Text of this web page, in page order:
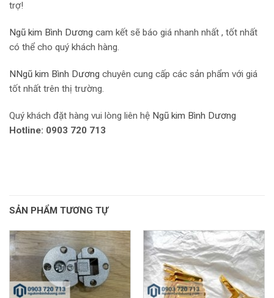
trợ!
Ngũ kim Bình Dương cam kết sẽ báo giá nhanh nhất , tốt nhất
có thể cho quý khách hàng.
N Ngũ kim Bình Dương chuyên cung cấp các sản phẩm với giá
tốt nhất trên thị trường.
Quý khách đặt hàng vui lòng liên hệ Ngũ kim Bình Dương
Hotline: 0903 720 713
SẢN PHẨM TƯƠNG TỰ